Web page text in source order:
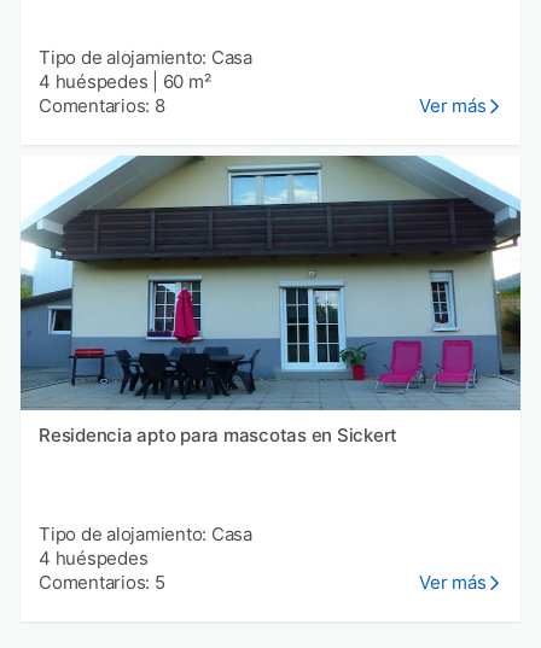
Tipo de alojamiento: Casa
4 huéspedes
60 m²
Comentarios: 8
Ver más
Residencia apto para mascotas en Sickert
Tipo de alojamiento: Casa
4 huéspedes
Comentarios: 5
Ver más